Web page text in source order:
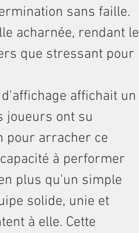
sans faille.
acharnée, rendant le
que stressant pour
affichait un
joueurs ont su
pour arracher ce
à performer
plus qu'un simple
solide, unie et
à elle. Cette